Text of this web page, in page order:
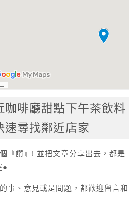
咖啡廳甜點下午茶飲料
速尋找鄰近店家
『讚』! 並把文章分享出去，都是
●
事、意見或是問題，都歡迎留言和